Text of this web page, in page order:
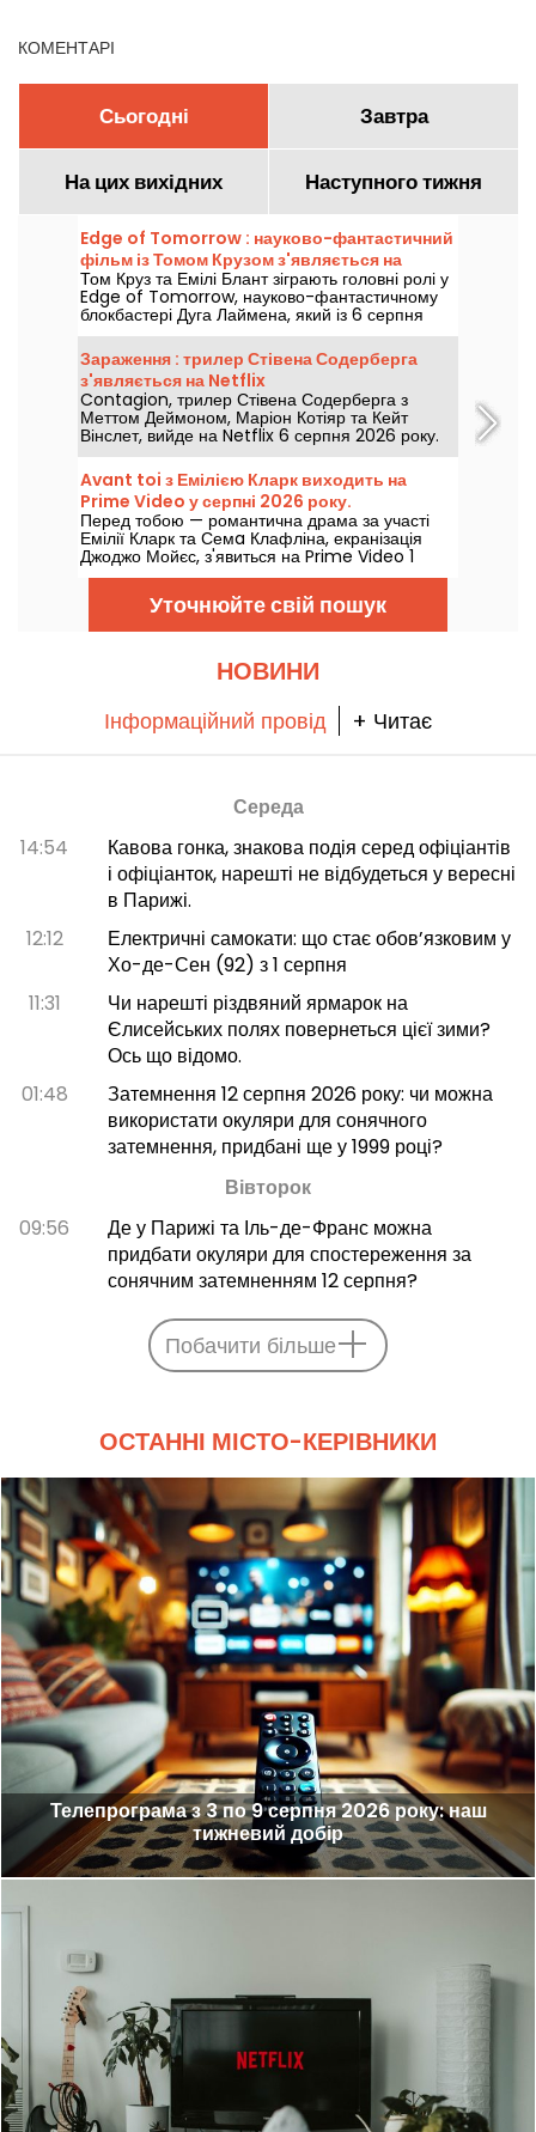
КОМЕНТАРІ
Сьогодні Завтра
На цих вихідних Наступного тижня
Edge of Tomorrow : науково-фантастичний
фільм із Томом Крузом з'являється на
Netflix
Том Круз та Емілі Блант зіграють головні ролі у
Edge of Tomorrow, науково-фантастичному
блокбастері Дуга Лаймена, який із 6 серпня
2026 року буде доступний на Netflix.
Зараження : трилер Стівена Содерберга
з'являється на Netflix
Contagion, трилер Стівена Содерберга з
Меттом Деймоном, Маріон Котіяр та Кейт
Вінслет, вийде на Netflix 6 серпня 2026 року.
Avant toi з Емілією Кларк виходить на
Prime Video у серпні 2026 року.
Перед тобою — романтична драма за участі
Емілії Кларк та Семa Клафліна, екранізація
Джоджо Мойєс, з'явиться на Prime Video 1
серпня 2026 року.
Уточнюйте свій пошук
НОВИНИ
Інформаційний провід + Читає
Середа
14:54
Кавова гонка, знакова подія серед офіціантів
і офіціанток, нарешті не відбудеться у вересні
в Парижі.
12:12
Електричні самокати: що стає обов’язковим у
Хо-де-Сен (92) з 1 серпня
11:31
Чи нарешті різдвяний ярмарок на
Єлисейських полях повернеться цієї зими?
Ось що відомо.
01:48
Затемнення 12 серпня 2026 року: чи можна
використати окуляри для сонячного
затемнення, придбані ще у 1999 році?
Вівторок
09:56
Де у Парижі та Іль-де-Франс можна
придбати окуляри для спостереження за
сонячним затемненням 12 серпня?
Побачити більше
ОСТАННІ МІСТО-КЕРІВНИКИ
Телепрограма з 3 по 9 серпня 2026 року: наш
тижневий добір